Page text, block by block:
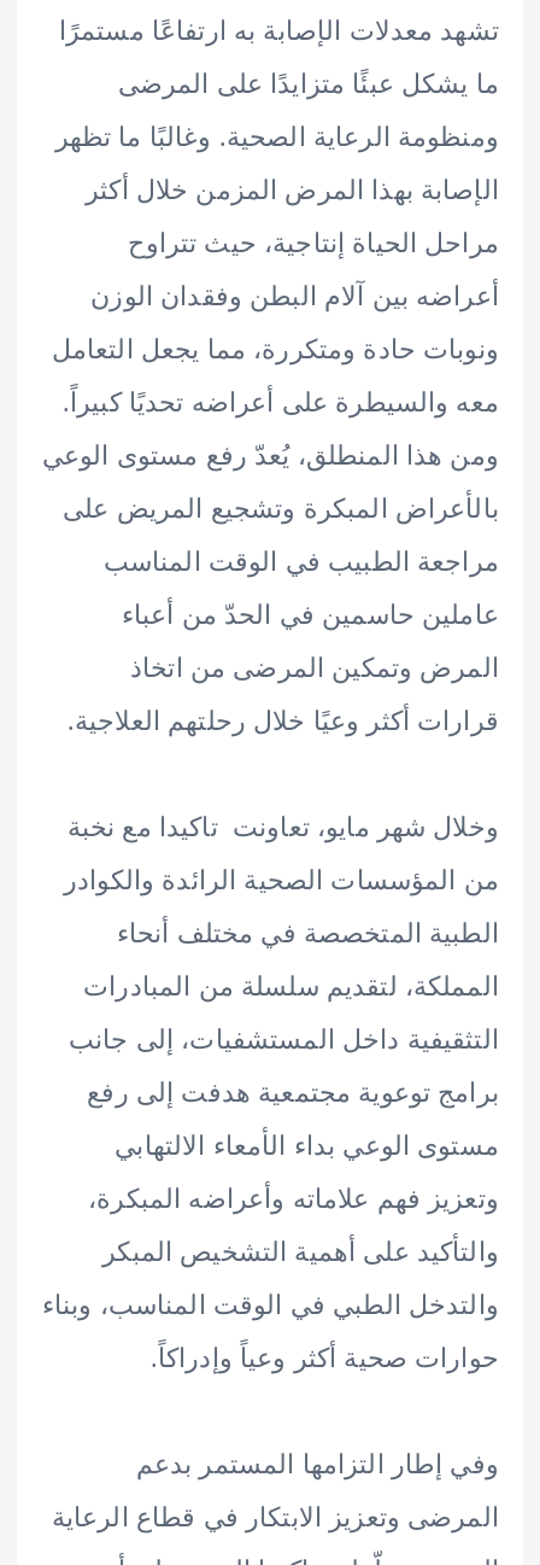
معدلات الإصابة به ارتفاعًا مستمرًا
عبئًا متزايدًا على المرضى
الرعاية الصحية. وغالبًا ما تظهر
بهذا المرض المزمن خلال أكثر
الحياة إنتاجية، حيث تتراوح
بين آلام البطن وفقدان الوزن
حادة ومتكررة، مما يجعل التعامل
على أعراضه تحديًا كبيراً.
هذا المنطلق، يُعدّ رفع مستوى الوعي
المبكرة وتشجيع المريض على
الطبيب في الوقت المناسب
حاسمين في الحدّ من أعباء
وتمكين المرضى من اتخاذ
أكثر وعيًا خلال رحلتهم العلاجية.
شهر مايو، تعاونت تاكيدا مع نخبة
الصحية الرائدة والكوادر
المتخصصة في مختلف أنحاء
لتقديم سلسلة من المبادرات
داخل المستشفيات، إلى جانب
توعوية مجتمعية هدفت إلى رفع
الوعي بداء الأمعاء الالتهابي
فهم علاماته وأعراضه المبكرة،
على أهمية التشخيص المبكر
الطبي في الوقت المناسب، وبناء
صحية أكثر وعياً وإدراكاً.
التزامها المستمر بدعم
وتعزيز الابتكار في قطاع الرعاية